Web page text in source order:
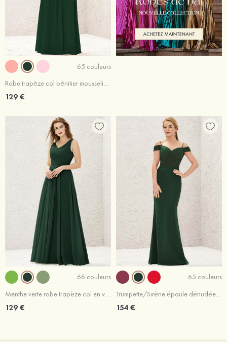
65 couleurs
Robe trapèze col bénitier mousseline longueur ras du sol robe de demoiselle d'honneur avec poches
129 €
66 couleurs
129 €
65 couleurs
154 €